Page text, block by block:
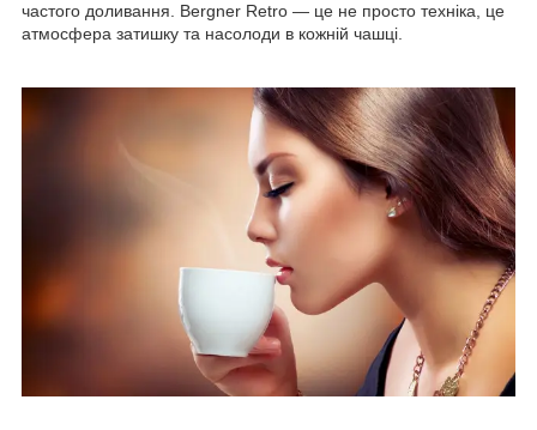
частого доливання. Bergner Retro — це не просто техніка, це
атмосфера затишку та насолоди в кожній чашці.